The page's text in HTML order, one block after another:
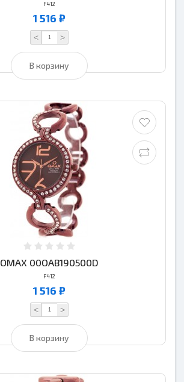
F412
1 516 ₽
< >
В корзину
OMAX 00OAB190500D
F412
1 516 ₽
< >
В корзину